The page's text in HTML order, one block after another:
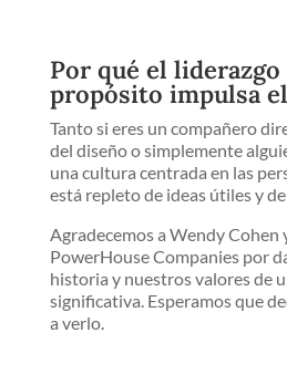
Por qué el liderazgo
propósito impulsa
Tanto si eres un compañero
del diseño o simplemente
una cultura centrada en las
está repleto de ideas útiles y de
Agradecemos a Wendy Cohen
PowerHouse Companies por
historia y nuestros valores de
significativa. Esperamos que
a verlo.